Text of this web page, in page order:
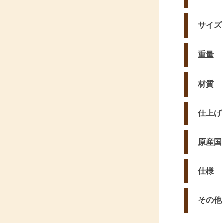
サイズ
重量
材質
仕上げ
原産国
仕様
その他